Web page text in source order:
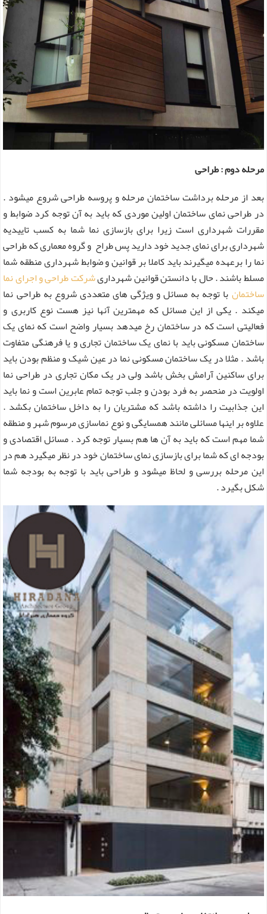
مرحله دوم : طراحی
بعد از مرحله برداشت ساختمان مرحله و پروسه طراحی شروع میشود .
در طراحی نمای ساختمان اولین موردی که باید به آن توجه کرد ضوابط و
مقررات شهرداری است زیرا برای بازسازی نما شما به کسب تاییدیه
شهرداری برای نمای جدید خود دارید پس طراح و گروه معماری که طراحی
نما را برعهده میگیرند باید کاملا بر قوانین و ضوابط شهرداری منطقه شما
مسلط باشند . حال با دانستن قوانین شهرداریشرکت طراحی و اجرای نما
ساختمانبا توجه به مسائل و ویژگی های متعددی شروع به طراحی نما
میکند . یکی از این مسائل که مهمترین آنها نیز هست نوع کاربری و
فعالیتی است که در ساختمان رخ میدهد بسیار واضح است که نمای یک
ساختمان مسکونی باید با نمای یک ساختمان تجاری و یا فرهنگی متفاوت
باشد . مثلا در یک ساختمان مسکونی نما در عین شیک و منظم بودن باید
برای ساکنین آرامش بخش باشد ولی در یک مکان تجاری در طراحی نما
اولویت در منحصر به فرد بودن و جلب توجه تمام عابرین است و نما باید
این جذابیت را داشته باشد که مشتریان را به داخل ساختمان بکشد .
علاوه بر اینها مسائلی مانند همسایگی و نوع نماسازی مرسوم شهر و منطقه
شما مهم است که باید به آن ها هم بسیار توجه کرد . مسائل اقتصادی و
بودجه ای که شما برای بازسازی نمای ساختمان خود در نظر میگیرد هم در
این مرحله بررسی و لحاظ میشود و طراحی باید با توجه به بودجه شما
شکل بگیرد .